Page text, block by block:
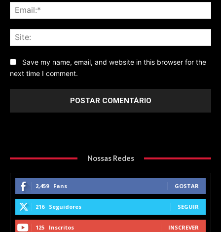
Save my name, email, and website in this browser for the
next time I comment.
Nossas Redes
2,459 Fans GOSTAR
216 Seguidores SEGUIR
125 Inscritos INSCREVER